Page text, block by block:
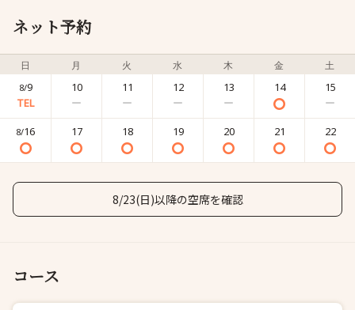
ネット予約
日 月 火 水 木 金 土
8/9 10 11 12 13 14 15
8/16 17 18 19 20 21 22
8/23(日)以降の空席を確認
コース